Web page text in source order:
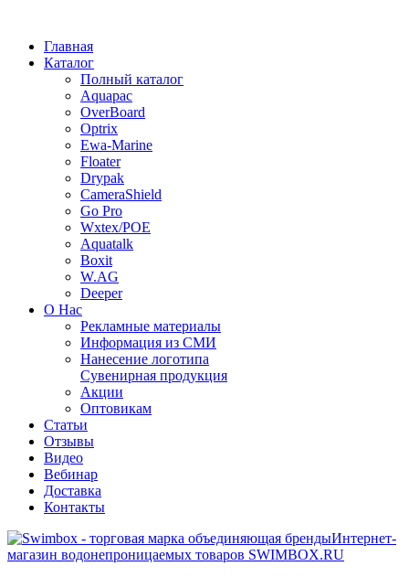
Главная
Каталог
Полный каталог
Aquapac
OverBoard
Optrix
Ewa-Marine
Floater
Drypak
CameraShield
Go Pro
Wxtex/POE
Aquatalk
Boxit
W.AG
Deeper
О Нас
Рекламные материалы
Информация из СМИ
Нанесение логотипа
Сувенирная продукция
Акции
Оптовикам
Статьи
Отзывы
Видео
Вебинар
Доставка
Контакты
Интернет-
магазин водонепроницаемых товаров SWIMBOX.RU